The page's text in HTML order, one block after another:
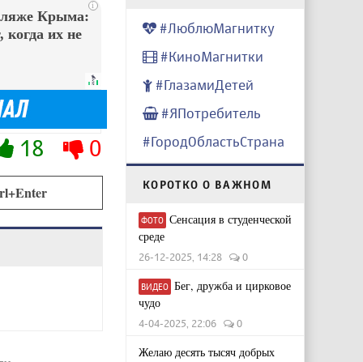
i
Крыма:
их не
18 0
#ЛюблюМагнитку
#КиноМагнитки
#ГлазамиДетей
#ЯПотребитель
#ГородОбластьСтрана
КОРОТКО О ВАЖНОМ
ФОТО Сенсация в студенческой
среде
26-12-2025, 14:28 0
ВИДЕО Бег, дружба и цирковое
чудо
4-04-2025, 22:06 0
Желаю десять тысяч добрых